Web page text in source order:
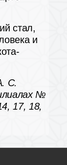
стал,
и
С.
№
17, 18,